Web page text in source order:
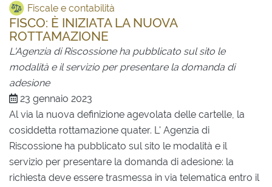
Fiscale e contabilità
FISCO: È INIZIATA LA NUOVA
ROTTAMAZIONE
L'Agenzia di Riscossione ha pubblicato sul sito le
modalità e il servizio per presentare la domanda di
adesione
23 gennaio 2023
Al via la nuova definizione agevolata delle cartelle, la
cosiddetta rottamazione quater. L' Agenzia di
Riscossione ha pubblicato sul sito le modalità e il
servizio per presentare la domanda di adesione: la
richiesta deve essere trasmessa in via telematica entro il